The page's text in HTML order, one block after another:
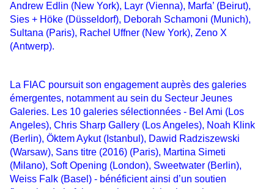
Andrew Edlin (New York), Layr (Vienna), Marfa’ (Beirut),
Sies + Höke (Düsseldorf), Deborah Schamoni (Munich),
Sultana (Paris), Rachel Uffner (New York), Zeno X
(Antwerp).
La FIAC poursuit son engagement auprès des galeries
émergentes, notamment au sein du Secteur Jeunes
Galeries. Les 10 galeries sélectionnées - Bel Ami (Los
Angeles), Chris Sharp Gallery (Los Angeles), Noah Klink
(Berlin), Öktem Aykut (Istanbul), Dawid Radziszewski
(Warsaw), Sans titre (2016) (Paris), Martina Simeti
(Milano), Soft Opening (London), Sweetwater (Berlin),
Weiss Falk (Basel) - bénéficient ainsi d’un soutien